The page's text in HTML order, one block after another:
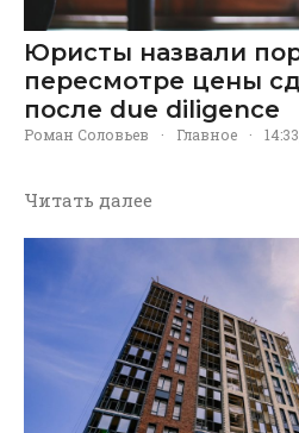
Юристы назвали
пересмотре цены
после due diligence
Роман Соловьев · Главное ·
Читать далее